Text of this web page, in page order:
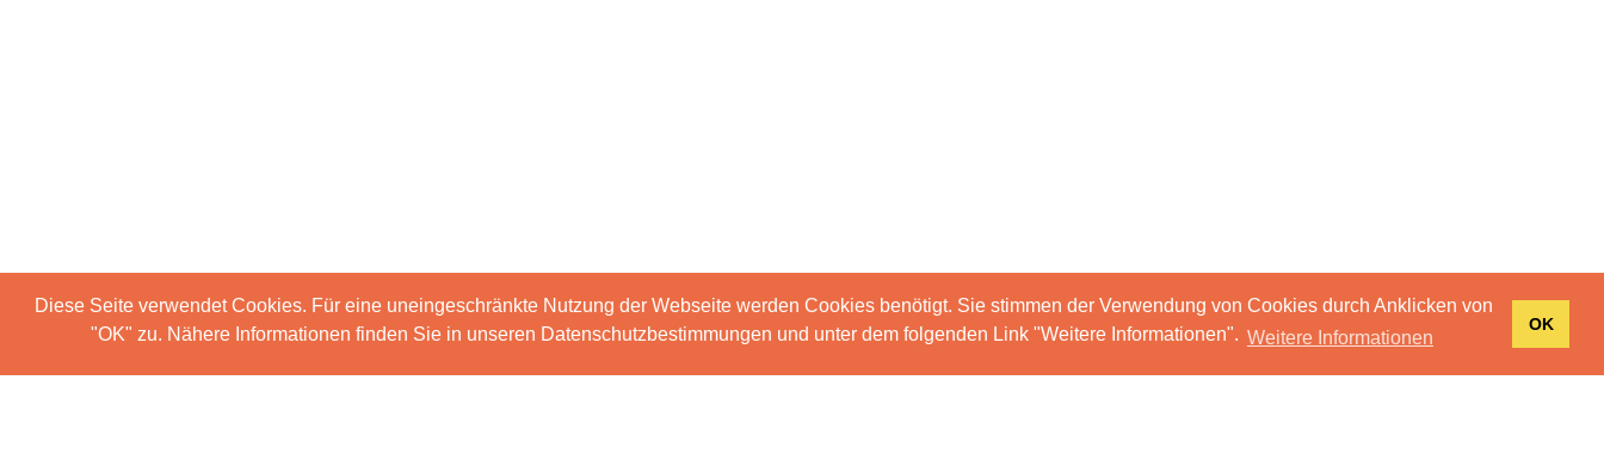
Diese Seite verwendet Cookies. Für eine uneingeschränkte Nutzung der Webseite werden Cookies benötigt. Sie stimmen der Verwendung von Cookies durch Anklicken von
"OK" zu. Nähere Informationen finden Sie in unseren Datenschutzbestimmungen und unter dem folgenden Link "Weitere Informationen". Weitere Informationen
OK